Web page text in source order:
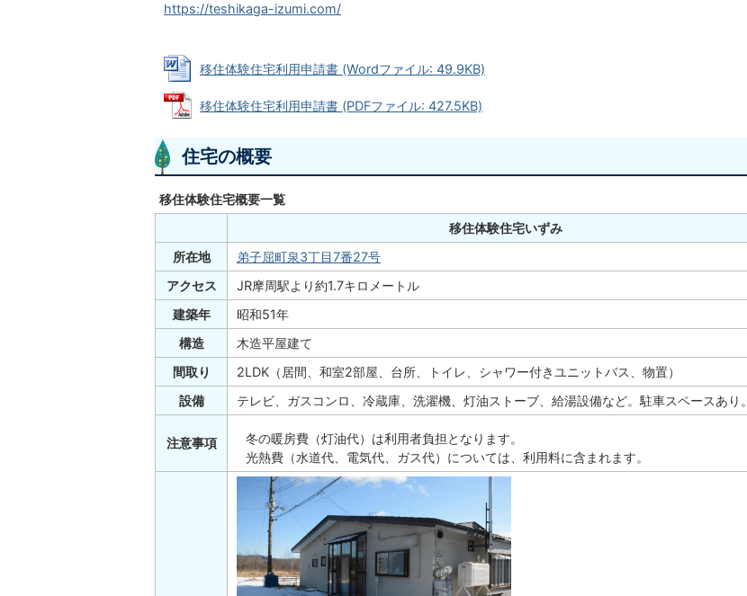
https://teshikaga-izumi.com/
移住体験住宅利用申請書 (Wordファイル: 49.9KB)
移住体験住宅利用申請書 (PDFファイル: 427.5KB)
住宅の概要
移住体験住宅概要一覧
移住体験住宅いずみ
所在地
弟子屈町泉3丁目7番27号
アクセス
JR摩周駅より約1.7キロメートル
建築年
昭和51年
構造
木造平屋建て
間取り
2LDK（居間、和室2部屋、台所、トイレ、シャワー付きユニットバス、物置）
設備
テレビ、ガスコンロ、冷蔵庫、洗濯機、灯油ストーブ、給湯設備など。駐車スペースあり。
注意事項
冬の暖房費（灯油代）は利用者負担となります。
光熱費（水道代、電気代、ガス代）については、利用料に含まれます。